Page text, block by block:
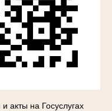
акты на Госуслугах